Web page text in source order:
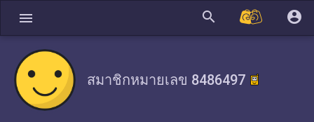
menu search account_circle
สมาชิกหมายเลข 8486497